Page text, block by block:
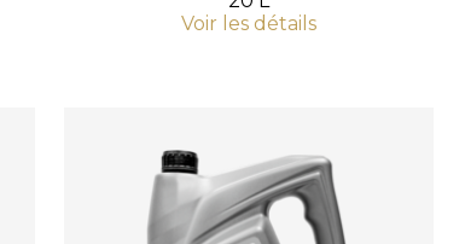
Voir les détails